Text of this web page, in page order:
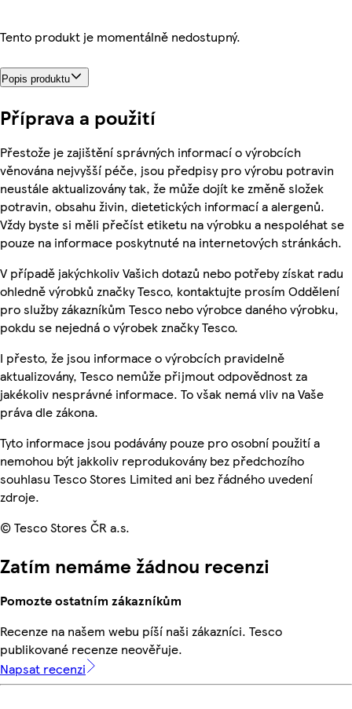
Tento produkt je momentálně nedostupný.
Popis produktu
Příprava a použití
Přestože je zajištění správných informací o výrobcích
věnována nejvyšší péče, jsou předpisy pro výrobu potravin
neustále aktualizovány tak, že může dojít ke změně složek
potravin, obsahu živin, dietetických informací a alergenů.
Vždy byste si měli přečíst etiketu na výrobku a nespoléhat se
pouze na informace poskytnuté na internetových stránkách.
V případě jakýchkoliv Vašich dotazů nebo potřeby získat radu
ohledně výrobků značky Tesco, kontaktujte prosím Oddělení
pro služby zákazníkům Tesco nebo výrobce daného výrobku,
pokdu se nejedná o výrobek značky Tesco.
I přesto, že jsou informace o výrobcích pravidelně
aktualizovány, Tesco nemůže přijmout odpovědnost za
jakékoliv nesprávné informace. To však nemá vliv na Vaše
práva dle zákona.
Tyto informace jsou podávány pouze pro osobní použití a
nemohou být jakkoliv reprodukovány bez předchozího
souhlasu Tesco Stores Limited ani bez řádného uvedení
zdroje.
© Tesco Stores ČR a.s.
Zatím nemáme žádnou recenzi
Pomozte ostatním zákazníkům
Recenze na našem webu píší naši zákazníci. Tesco
publikované recenze neověřuje.
Napsat recenzi